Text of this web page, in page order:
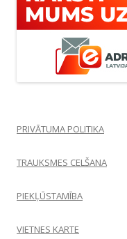
PRIVĀTUMA POLITIKA
TRAUKSMES CELŠANA
PIEKĻŪSTAMĪBA
VIETNES KARTE